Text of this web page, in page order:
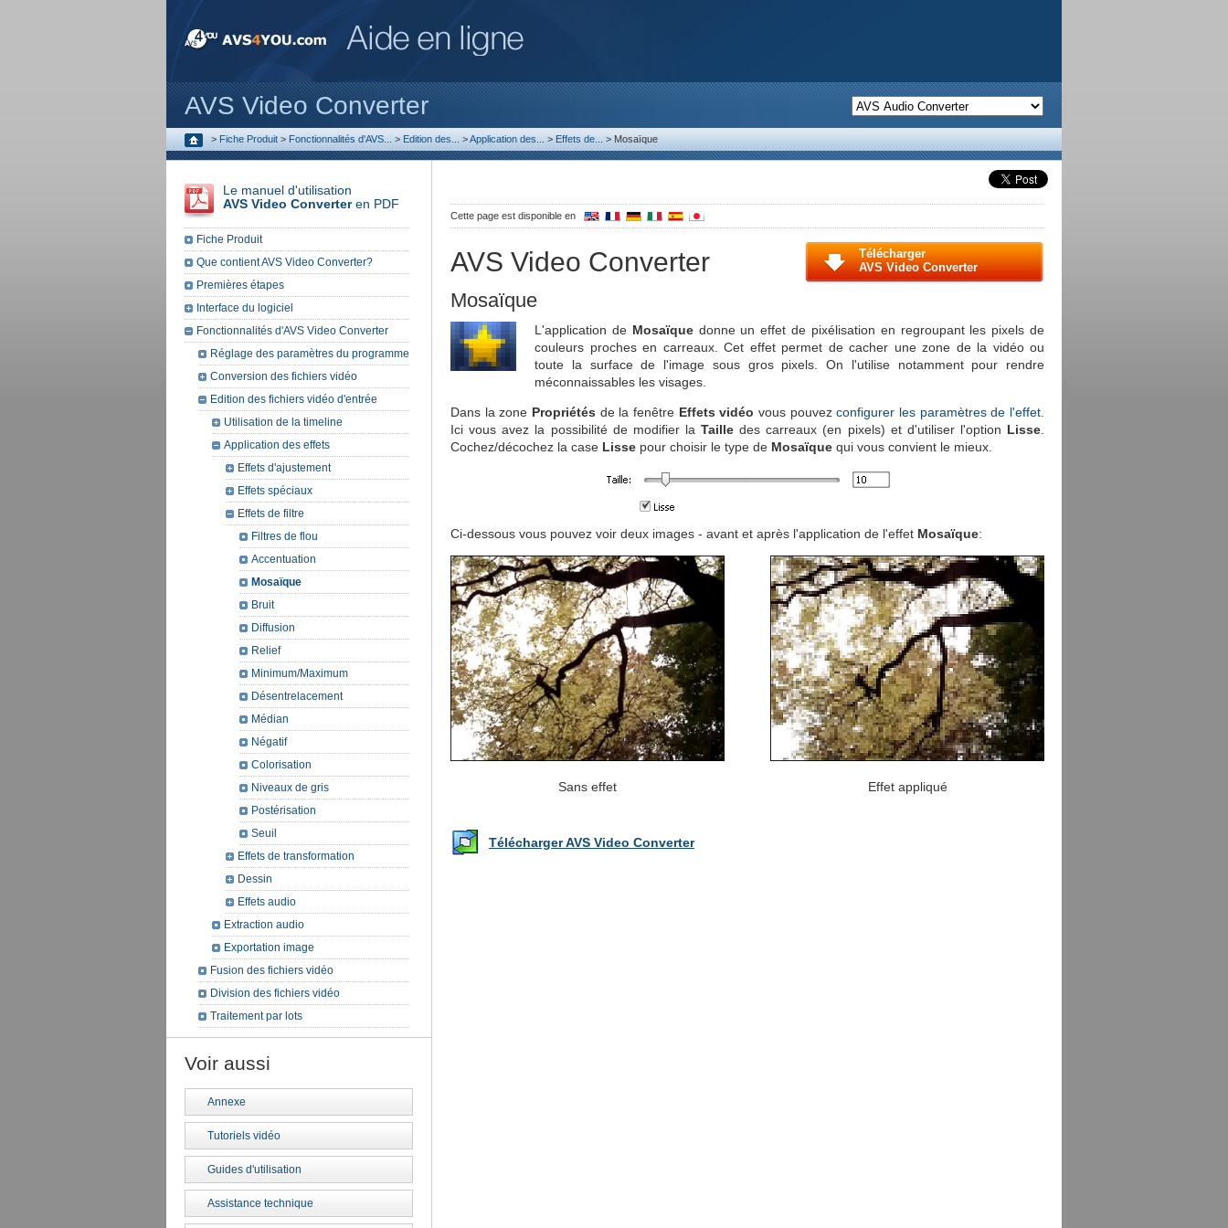
AVS Video Converter
> Fiche Produit > Fonctionnalités d'AVS... > Edition des... >Application des... > Effets de... > Mosaïque
Cette page est disponible en
AVS Video Converter
Télécharger
AVS Video Converter
Mosaïque
L'application de Mosaïquedonne un effet de pixélisation en regroupant les pixels de
couleurs proches en carreaux. Cet effet permet de cacher une zone de la vidéo ou
toute la surface de l'image sous gros pixels. On l'utilise notamment pour rendre
méconnaissables les visages.
Dans la zone Propriétés de la fenêtre Effets vidéo vous pouvezconfigurer les paramètres de l'effet
Ici vous avez la possibilité de modifier la Taille des carreaux (en pixels) et d'utiliser l'option Lisse
Cochez/décochez la case Lisse pour choisir le type de Mosaïque qui vous convient le mieux.
Ci-dessous vous pouvez voir deux images - avant et après l'application de l'effet Mosaïque:
Sans effet Effet appliqué
Télécharger AVS Video Converter
Le manuel d'utilisation
AVS Video Converteren PDF
Fiche Produit
Que contient AVS Video Converter?
Premières étapes
Interface du logiciel
Fonctionnalités d'AVS Video Converter
Réglage des paramètres du programme
Conversion des fichiers vidéo
Edition des fichiers vidéo d'entrée
Utilisation de la timeline
Application des effets
Effets d'ajustement
Effets spéciaux
Effets de filtre
Filtres de flou
Accentuation
Mosaïque
Bruit
Diffusion
Relief
Minimum/Maximum
Désentrelacement
Médian
Négatif
Colorisation
Niveaux de gris
Postérisation
Seuil
Effets de transformation
Dessin
Effets audio
Extraction audio
Exportation image
Fusion des fichiers vidéo
Division des fichiers vidéo
Traitement par lots
Voir aussi
Annexe
Tutoriels vidéo
Guides d'utilisation
Assistance technique